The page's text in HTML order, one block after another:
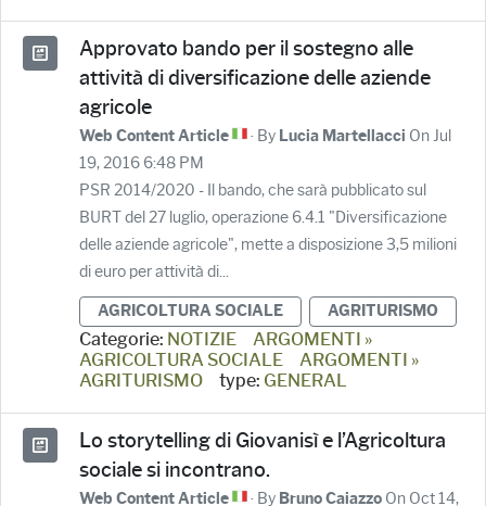
Approvato bando per il sostegno alle
attività di diversificazione delle aziende
agricole
Web Content Article · By Lucia Martellacci On Jul
19, 2016 6:48 PM
PSR 2014/2020 - Il bando, che sarà pubblicato sul
BURT del 27 luglio, operazione 6.4.1 "Diversificazione
delle aziende agricole", mette a disposizione 3,5 milioni
di euro per attività di...
AGRICOLTURA SOCIALE AGRITURISMO
Categorie: NOTIZIE
ARGOMENTI »
AGRICOLTURA SOCIALE
ARGOMENTI »
AGRITURISMO
type: GENERAL
Lo storytelling di Giovanisì e l’Agricoltura
sociale si incontrano.
Web Content Article · By Bruno Caiazzo On Oct 14,